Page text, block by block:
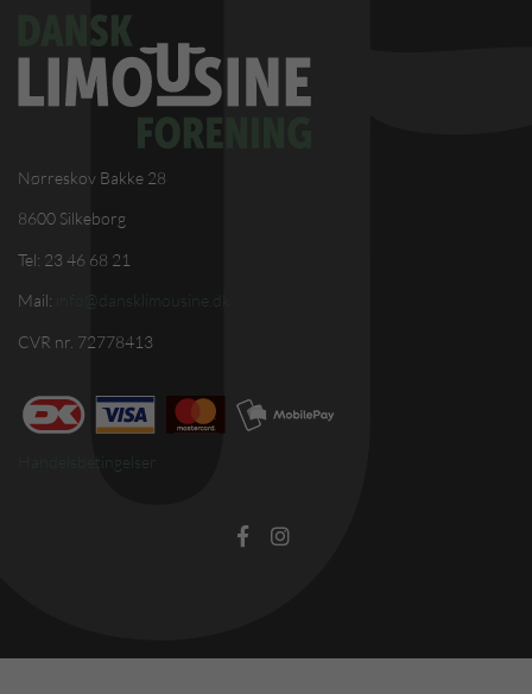
Nørreskov Bakke 28
8600 Silkeborg
Tel: 23 46 68 21
Mail: info@dansklimousine.dk
CVR nr. 72778413
Handelsbetingelser